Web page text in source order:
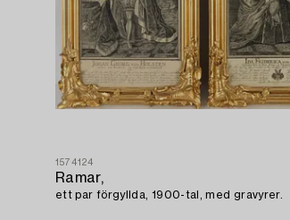
1574124
Ramar,
ett par förgyllda, 1900-tal, med gravyrer.